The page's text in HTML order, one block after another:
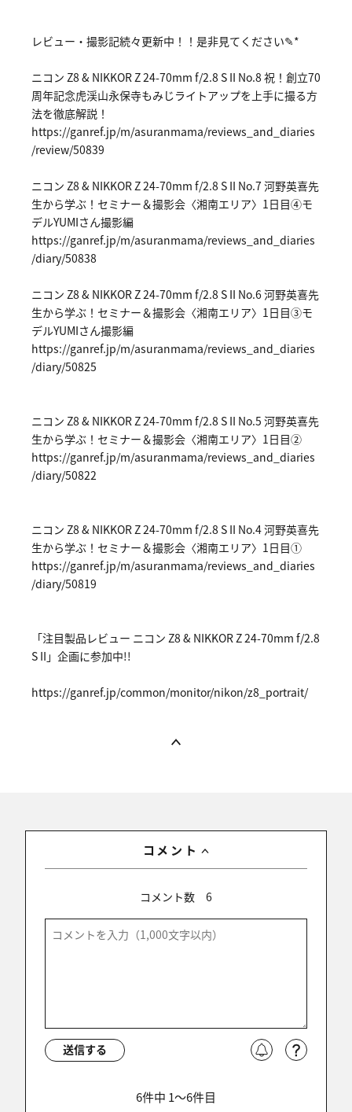
レビュー・撮影記続々更新中！！是非見てください✎*
ニコン Z8 & NIKKOR Z 24-70mm f/2.8 S II No.8 祝！創立70
周年記念虎渓山永保寺もみじライトアップを上手に撮る方
法を徹底解説！
https://ganref.jp/m/asuranmama/reviews_and_diaries
/review/50839
ニコン Z8 & NIKKOR Z 24-70mm f/2.8 S II No.7 河野英喜先
生から学ぶ！セミナー＆撮影会〈湘南エリア〉1日目④モ
デルYUMIさん撮影編
https://ganref.jp/m/asuranmama/reviews_and_diaries
/diary/50838
ニコン Z8 & NIKKOR Z 24-70mm f/2.8 S II No.6 河野英喜先
生から学ぶ！セミナー＆撮影会〈湘南エリア〉1日目③モ
デルYUMIさん撮影編
https://ganref.jp/m/asuranmama/reviews_and_diaries
/diary/50825
ニコン Z8 & NIKKOR Z 24-70mm f/2.8 S II No.5 河野英喜先
生から学ぶ！セミナー＆撮影会〈湘南エリア〉1日目②
https://ganref.jp/m/asuranmama/reviews_and_diaries
/diary/50822
ニコン Z8 & NIKKOR Z 24-70mm f/2.8 S II No.4 河野英喜先
生から学ぶ！セミナー＆撮影会〈湘南エリア〉1日目①
https://ganref.jp/m/asuranmama/reviews_and_diaries
/diary/50819
「注目製品レビュー ニコン Z8 & NIKKOR Z 24-70mm f/2.8
S II」企画に参加中!!
https://ganref.jp/common/monitor/nikon/z8_portrait/
コメント
コメント数 6
送信する
6件中 1〜6件目